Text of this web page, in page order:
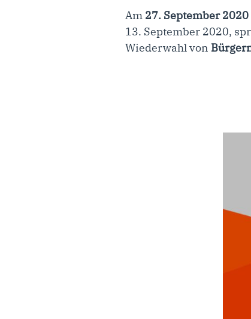
Am 27. September 2020
13. September 2020,
Wiederwahl von